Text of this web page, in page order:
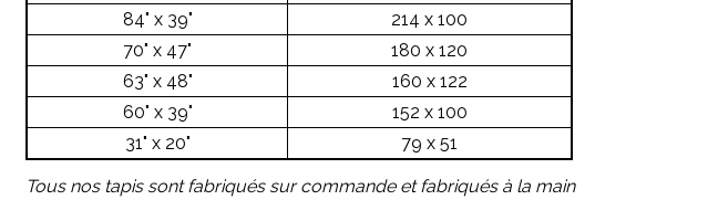
84" x 39"
214 x 100
70" x 47"
180 x 120
63" x 48"
160 x 122
60" x 39"
152 x 100
31" x 20"
79 x 51
Tous nos tapis sont fabriqués sur commande et fabriqués à la main